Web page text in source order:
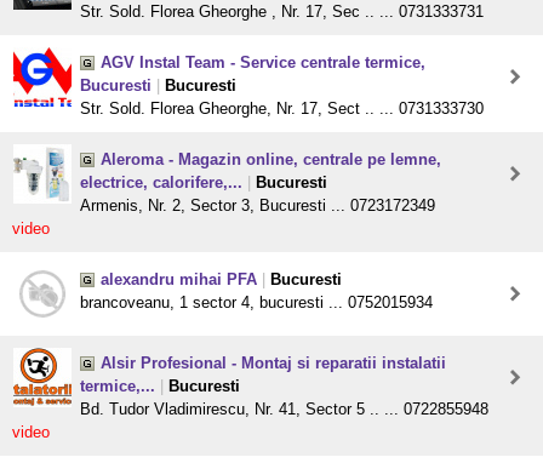
Str. Sold. Florea Gheorghe , Nr. 17, Sec .. ... 0731333731
AGV Instal Team - Service centrale termice,
Bucuresti
Bucuresti
Str. Sold. Florea Gheorghe, Nr. 17, Sect .. ... 0731333730
Aleroma - Magazin online, centrale pe lemne,
electrice, calorifere,...
Bucuresti
Armenis, Nr. 2, Sector 3, Bucuresti ... 0723172349
video
alexandru mihai PFA
Bucuresti
brancoveanu, 1 sector 4, bucuresti ... 0752015934
Alsir Profesional - Montaj si reparatii instalatii
termice,...
Bucuresti
Bd. Tudor Vladimirescu, Nr. 41, Sector 5 .. ... 0722855948
video